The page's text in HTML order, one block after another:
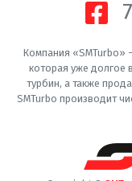
Компания «SMTurbo»
которая уже долгое
турбин, а также
SMTurbo производит